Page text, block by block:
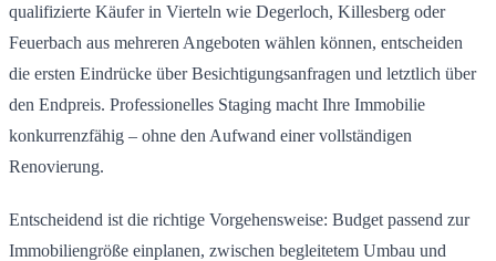
qualifizierte Käufer in Vierteln wie Degerloch, Killesberg oder
Feuerbach aus mehreren Angeboten wählen können, entscheiden
die ersten Eindrücke über Besichtigungsanfragen und letztlich über
den Endpreis. Professionelles Staging macht Ihre Immobilie
konkurrenzfähig – ohne den Aufwand einer vollständigen
Renovierung.
Entscheidend ist die richtige Vorgehensweise: Budget passend zur
Immobiliengröße einplanen, zwischen begleitetem Umbau und